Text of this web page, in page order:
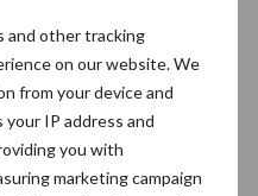
and other tracking
on our website. We
from your device and
IP address and
you with
marketing campaign
tweede test
Vervolgens
emoties. Ze